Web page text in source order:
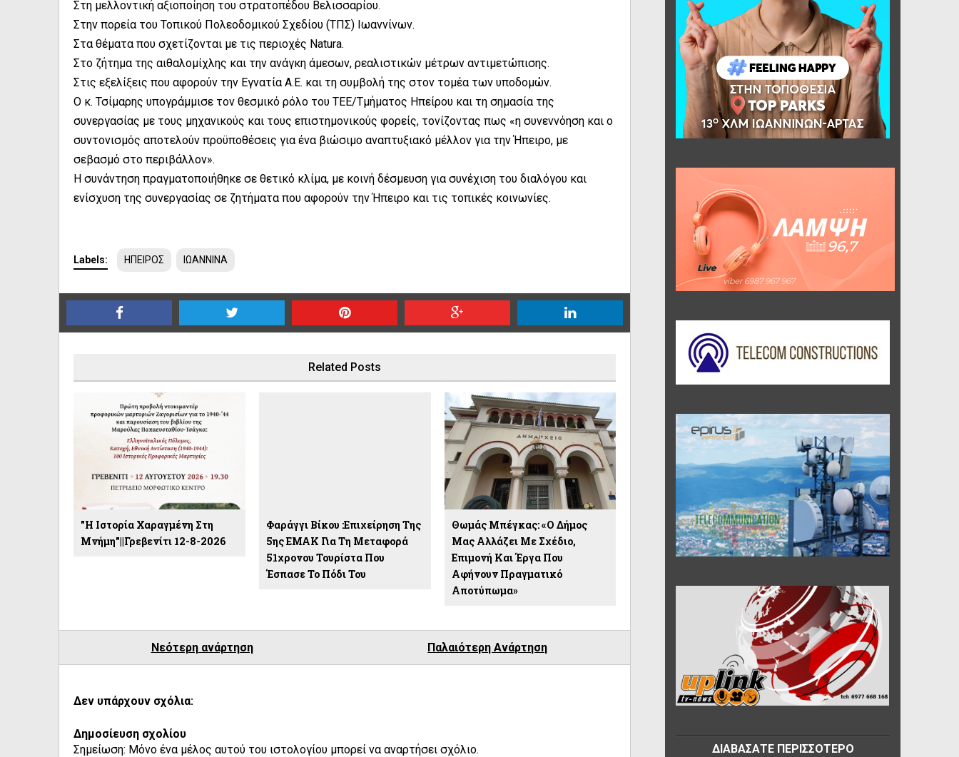
Στη μελλοντική αξιοποίηση του στρατοπέδου Βελισσαρίου.
Στην πορεία του Τοπικού Πολεοδομικού Σχεδίου (ΤΠΣ) Ιωαννίνων.
Στα θέματα που σχετίζονται με τις περιοχές Natura.
Στο ζήτημα της αιθαλομίχλης και την ανάγκη άμεσων, ρεαλιστικών μέτρων αντιμετώπισης.
Στις εξελίξεις που αφορούν την Εγνατία Α.Ε. και τη συμβολή της στον τομέα των υποδομών.
Ο κ. Τσίμαρης υπογράμμισε τον θεσμικό ρόλο του ΤΕΕ/Τμήματος Ηπείρου και τη σημασία της
συνεργασίας με τους μηχανικούς και τους επιστημονικούς φορείς, τονίζοντας πως «η συνεννόηση και ο
συντονισμός αποτελούν προϋποθέσεις για ένα βιώσιμο αναπτυξιακό μέλλον για την Ήπειρο, με
σεβασμό στο περιβάλλον».
Η συνάντηση πραγματοποιήθηκε σε θετικό κλίμα, με κοινή δέσμευση για συνέχιση του διαλόγου και
ενίσχυση της συνεργασίας σε ζητήματα που αφορούν την Ήπειρο και τις τοπικές κοινωνίες.
Labels: ΗΠΕΙΡΟΣ ΙΩΑΝΝΙΝΑ
Related Posts
"Η Ιστορία Χαραγμένη Στη
Μνήμη"||Γρεβενίτι 12-8-2026
Φαράγγι Βίκου :Επιχείρηση Της
5ης ΕΜΑΚ Για Τη Μεταφορά
51χρονου Τουρίστα Που
Έσπασε Το Πόδι Του
Θωμάς Μπέγκας: «Ο Δήμος
Μας Αλλάζει Με Σχέδιο,
Επιμονή Και Έργα Που
Αφήνουν Πραγματικό
Αποτύπωμα»
Νεότερη ανάρτηση Παλαιότερη Ανάρτηση
Δεν υπάρχουν σχόλια:
Δημοσίευση σχολίου
Σημείωση: Μόνο ένα μέλος αυτού του ιστολογίου μπορεί να αναρτήσει σχόλιο.
ΔΙΑΒΑΣΑΤΕ ΠΕΡΙΣΣΟΤΕΡΟ